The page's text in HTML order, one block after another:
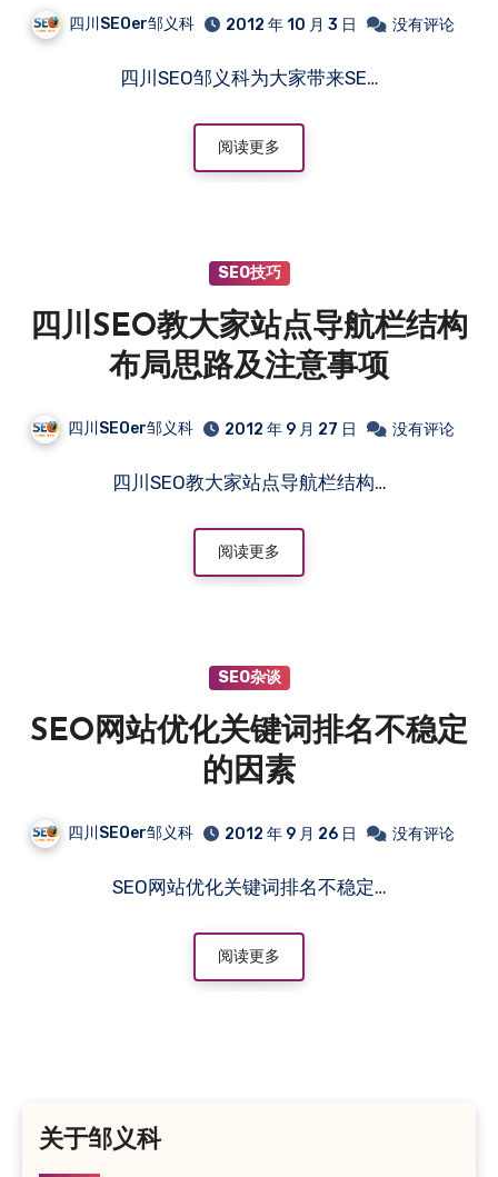
四川SEOer邹义科 2012 年 10 月 3 日 没有评论
四川SEO邹义科为大家带来SE…
阅读更多
SEO技巧
四川SEO教大家站点导航栏结构
布局思路及注意事项
四川SEOer邹义科 2012 年 9 月 27 日 没有评论
四川SEO教大家站点导航栏结构…
阅读更多
SEO杂谈
SEO网站优化关键词排名不稳定
的因素
四川SEOer邹义科 2012 年 9 月 26 日 没有评论
SEO网站优化关键词排名不稳定…
阅读更多
关于邹义科